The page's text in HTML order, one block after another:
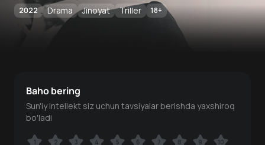
2022 Drama Jinoyat Triller 18+
Baho bering
Sun'iy intellekt siz uchun tavsiyalar berishda yaxshiroq
bo'ladi
1 2 3 4 5 6 7 8 9 10
1 2 3 4 5 6 7 8 9 10